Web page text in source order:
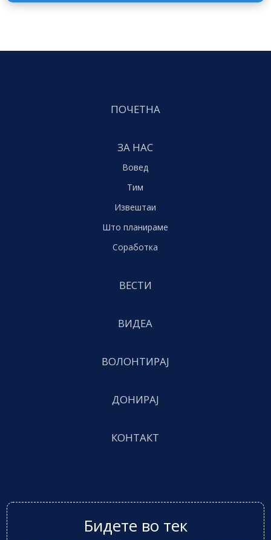
ПОЧЕТНА
ЗА НАС
Вовед
Тим
Извештаи
Што планираме
Соработка
ВЕСТИ
ВИДЕА
ВОЛОНТИРАЈ
ДОНИРАЈ
КОНТАКТ
Бидете во тек